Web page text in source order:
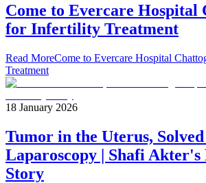
Come to Evercare Hospital
for Infertility Treatment
Read MoreCome to Evercare Hospital
Treatment
18 January 2026
Tumor in the Uterus,
Laparoscopy | Shafi Akter's
Story